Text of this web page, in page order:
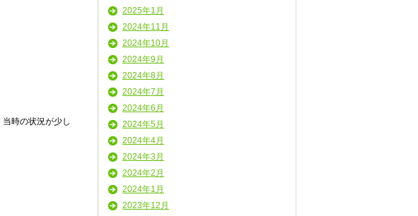
時の状況が少し
2025年1月
2024年11月
2024年10月
2024年9月
2024年8月
2024年7月
2024年6月
2024年5月
2024年4月
2024年3月
2024年2月
2024年1月
2023年12月